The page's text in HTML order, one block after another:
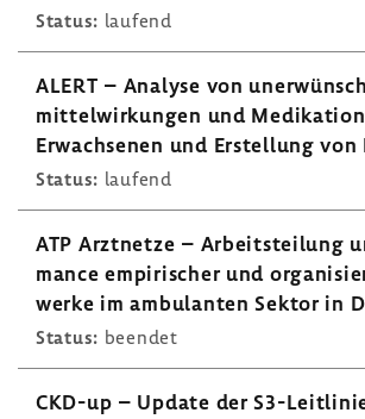
Status: laufend
ALERT – Analyse von
mit­tel­wir­kungen und
Erwach­senen und Erstel­lung von
Status: laufend
ATP Arzt­netze – Arbeits­tei­lung
mance empi­ri­scher und
werke im ambu­lanten Sektor in
Status: beendet
CKD-up – Update der S3-​